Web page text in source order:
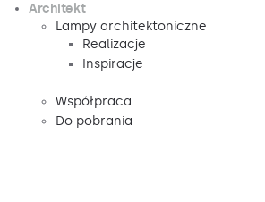
Architekt
Lampy architektoniczne
Realizacje
Inspiracje
Współpraca
Do pobrania